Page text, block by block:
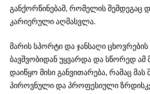
განქორწინებამ, რომელის შემდეგაც
კარიერული აღმასვლა.
მარის სპორტი და ჯანსაღი ცხოვრების
ბავშვობიდან უყვარდა და სწორედ
დაიწყო მისი განვითარება, რამაც მას
პიროვნული და პროფესიული